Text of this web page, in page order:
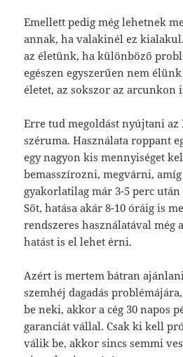
Emellett pedig még lehetnek
annak, ha valakinél ez
az életünk, ha különböző
egészen egyszerűen nem
életet, az sokszor az arcunkon
Erre tud megoldást nyújtani az
széruma. Használata roppant
egy nagyon kis mennyiséget
bemasszírozni, megvárni,
gyakorlatilag már 3-5 perc
Sőt, hatása akár 8-10 óráig is
rendszeres használatával még
hatást is el lehet érni.
Azért is mertem bátran
szemhéj dagadás
be neki, akkor a cég 30 napos
garanciát vállal. Csak ki kell
válik be, akkor sincs semmi